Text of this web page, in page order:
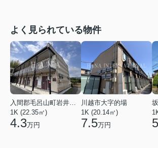
よく見られている物件
入間郡毛呂山町岩井西１丁目
1K (22.35㎡)
4.3万円
川越市大字的場
1K (20.14㎡)
7.5万円